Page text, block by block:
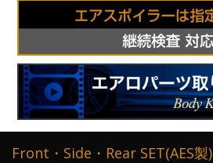
Front・Side・Rear SET(AES製)